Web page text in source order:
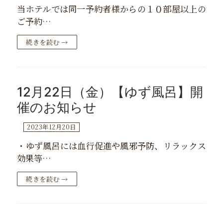
当ホテルでは同一予約者様からの１０部屋以上の
ご予約…
続きを読む →
12月22日（金）【ゆず風呂】開
催のお知らせ
2023年12月20日
・ゆず風呂には血行促進や風邪予防、リラックス
効果等…
続きを読む →